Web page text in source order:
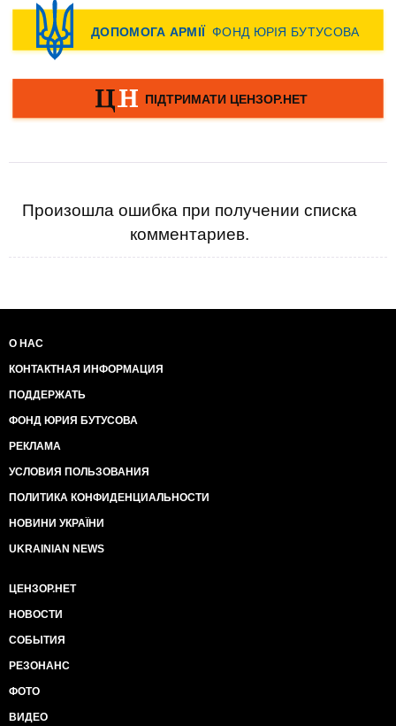
Произошла ошибка при получении списка
комментариев.
О НАС
КОНТАКТНАЯ ИНФОРМАЦИЯ
ПОДДЕРЖАТЬ
ФОНД ЮРИЯ БУТУСОВА
РЕКЛАМА
УСЛОВИЯ ПОЛЬЗОВАНИЯ
ПОЛИТИКА КОНФИДЕНЦИАЛЬНОСТИ
НОВИНИ УКРАЇНИ
UKRAINIAN NEWS
ЦЕНЗОР.НЕТ
НОВОСТИ
СОБЫТИЯ
РЕЗОНАНС
ФОТО
ВИДЕО